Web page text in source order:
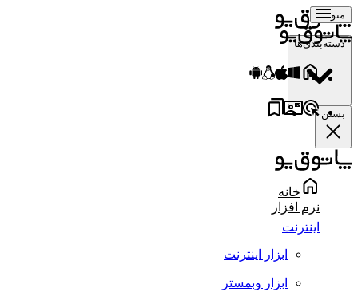
منو
دسته‌بندی‌ها
بستن
خانه
نرم افزار
اینترنت
ابزار اینترنت
ابزار وبمستر